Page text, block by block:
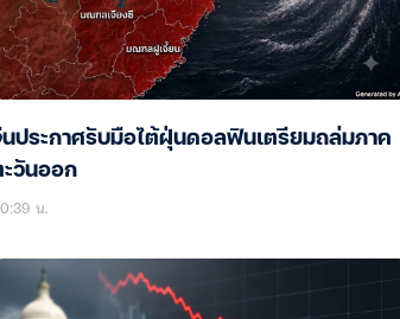
นประกาศรับมือไต้ฝุ่นดอลฟินเตรียมถล่มภาค
ะวันออก
น.